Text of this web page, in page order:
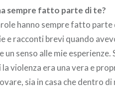
sempre fatto parte di te?
hanno sempre fatto parte
e racconti brevi quando
un senso alle mie esperienze.
la violenza era una vera e
sia in casa che dentro di